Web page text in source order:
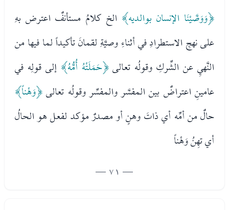
﴿وَوَصَّيْنَا الإنسان بوالديه﴾ الخ كلامُ مستأنفٌ اعترض بهِ
على نهجِ الاستطرادِ في أثناءِ وصيَّةِ لقمانَ تأكيداً لما فيها من
النَّهيِ عن الشِّركِ وقولُه تعالى﴿حَمَلَتْهُ أُمُّهُ﴾ إلى قولِه في
عامينِ اعتراضٌ بين المفسَّر والمفسِّر وقولُه تعالى﴿وَهْناً﴾
حالٌ من أمِّه أي ذاتَ وهنٍ أو مصدرٌ مؤكد لفعل هو الحالُ
أي تهِنُ وَهْناً
— 71 —